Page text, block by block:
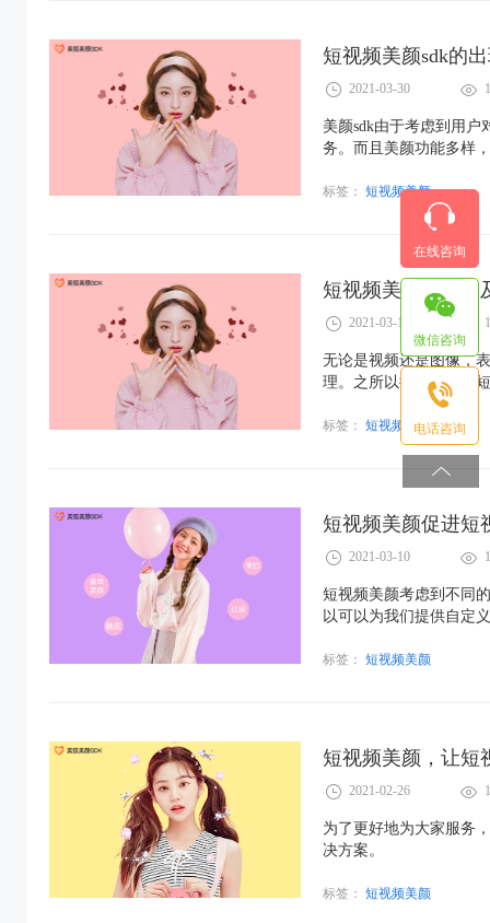
短视频美颜sdk的
2021-03-30
美颜sdk由于考虑到用
务。而且美颜功能多样
标签： 短视频美颜
短视频美颜的概念
2021-03-18
无论是视频还是图像，
理。之所以把它应用到
斯模糊更加有效一些，
标签： 短视频美颜
短视频美颜促进短
2021-03-10
短视频美颜考虑到不同
以可以为我们提供自定
标签： 短视频美颜
短视频美颜，让短
2021-02-26
为了更好地为大家服务
决方案。
标签： 短视频美颜
在线咨询
微信咨询
电话咨询